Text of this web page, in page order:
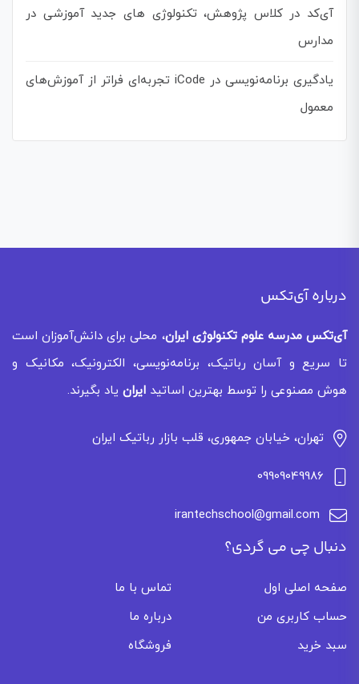
آی‌کد در کلاس پژوهش، تکنولوژی های جدید آموزشی در
مدارس
یادگیری برنامه‌نویسی در iCode تجربه‌ای فراتر از آموزش‌های
معمول
درباره آی‌تکس
آی‌تکس مدرسه علوم تکنولوژی ایران، محلی برای دانش‌آموزان است
تا سریع و آسان رباتیک، برنامه‌نویسی، الکترونیک، مکانیک و
هوش مصنوعی را توسط بهترین اساتید ایران یاد بگیرند.
تهران، خیابان جمهوری، قلب بازار رباتیک ایران
09909049986
irantechschool@gmail.com
دنبال چی می گردی؟
صفحه اصلی اول
تماس با ما
حساب کاربری من
درباره ما
سبد خرید
فروشگاه